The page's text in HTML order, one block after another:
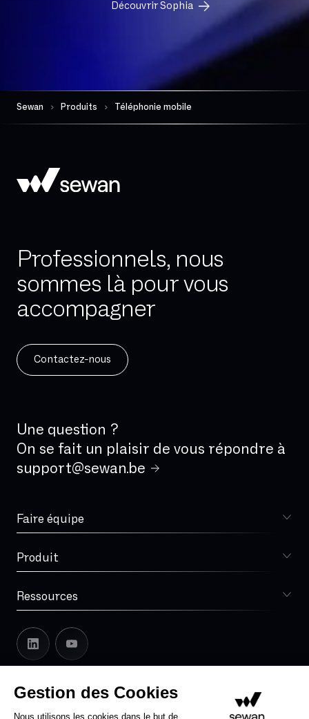
Découvrir Sophia
Sewan Produits Téléphonie mobile
Professionnels, nous
sommes là pour vous
accompagner
Contactez-nous
Une question ?
On se fait un plaisir de vous répondre à
support@sewan.be
Faire équipe
Choisir Sewan
Produit
Ressources
Lexique
Notre histoire
Sewan en Europe
Espace Partenaires Support Zendesk Mentions légales
Gestion des Cookies
Nous utilisons les cookies dans le but de